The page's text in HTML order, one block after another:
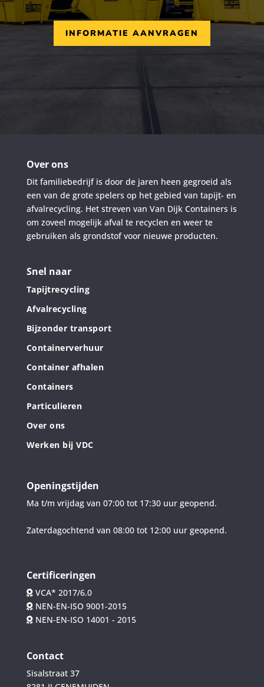
INFORMATIE AANVRAGEN
Over ons
Dit familiebedrijf is door de jaren heen gegroeid als
een van de grote spelers op het gebied van tapijt- en
afvalrecycling. Het streven van Van Dijk Containers is
om zoveel mogelijk afval te recyclen en weer te
gebruiken als grondstof voor nieuwe producten.
Snel naar
Tapijtrecycling
Afvalrecycling
Bijzonder transport
Containerverhuur
Container afhalen
Containers
Particulieren
Over ons
Werken bij VDC
Openingstijden
Ma t/m vrijdag van 07:00 tot 17:30 uur geopend.
Zaterdagochtend van 08:00 tot 12:00 uur geopend.
Certificeringen
VCA* 2017/6.0
NEN-EN-ISO 9001-2015
NEN-EN-ISO 14001 - 2015
Contact
Sisalstraat 37